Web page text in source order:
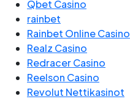
Qbet Casino
rainbet
Rainbet Online Casino
Realz Casino
Redracer Casino
Reelson Casino
Revolut Nettikasinot